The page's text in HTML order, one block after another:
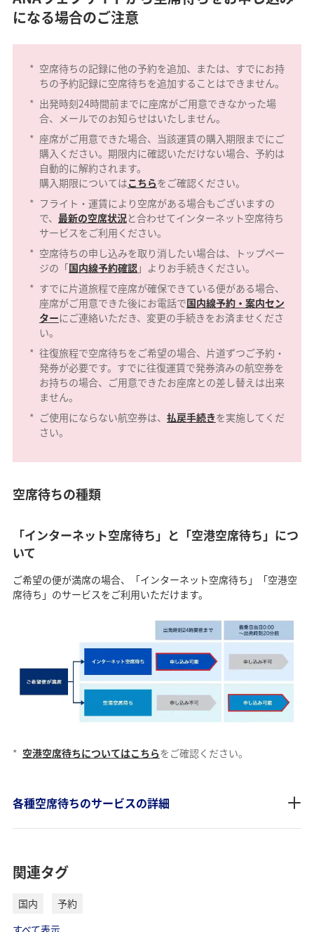
になる場合のご注意
* 空席待ちの記録に他の予約を追加、または、すでにお持
ちの予約記録に空席待ちを追加することはできません。
* 出発時刻24時間前までに座席がご用意できなかった場
合、メールでのお知らせはいたしません。
* 座席がご用意できた場合、当該運賃の購入期限までにご
購入ください。期限内に確認いただけない場合、予約は
自動的に解約されます。
購入期限についてはこちらをご確認ください。
* フライト・運賃により空席がある場合もございますの
で、 最新の空席状況 と合わせてインターネット空席待ち
サービスをご利用ください。
* 空席待ちの申し込みを取り消したい場合は、トップペー
ジの「国内線予約確認 」よりお手続きください。
* すでに片道旅程で座席が確保できている便がある場合、
座席がご用意できた後にお電話で国内線予約・案内セン
ターにご連絡いただき、変更の手続きをお済ませくださ
い。
* 往復旅程で空席待ちをご希望の場合、片道ずつご予約・
発券が必要です。すでに往復運賃で発券済みの航空券を
お持ちの場合、ご用意できたお座席との差し替えは出来
ません。
* ご使用にならない航空券は、 払戻手続きを実施してくだ
さい。
空席待ちの種類
「インターネット空席待ち」と「空港空席待ち」につ
いて
ご希望の便が満席の場合、「インターネット空席待ち」「空港空
席待ち」のサービスをご利用いただけます。
* 空港空席待ちについてはこちらをご確認ください。
各種空席待ちのサービスの詳細
関連タグ
国内
予約
すべて表示